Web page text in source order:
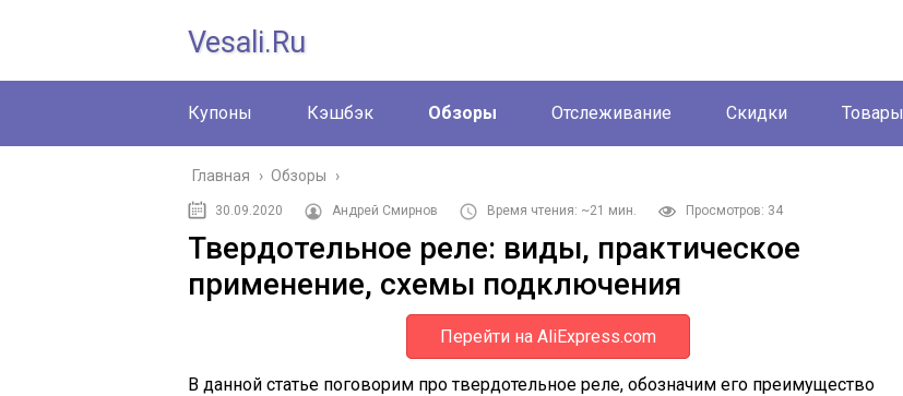
Vesali.ru
Купоны Кэшбэк Обзоры Отслеживание Скидки Товары
Главная › Обзоры ›
30.09.2020 Андрей Смирнов Время чтения: ~21 мин. Просмотров: 34
Твердотельное реле: виды, практическое
применение, схемы подключения
Перейти на AliExpress.com
В данной статье поговорим про твердотельное реле, обозначим его преимущество